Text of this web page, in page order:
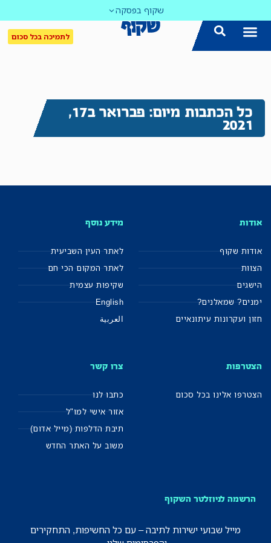
שקוף בפסקה
לתמיכה בכל סכום
כל הכתבות מיום: פברואר ב17,
2021
אודות
אודות שקוף
הצוות
הישגים
ימנים? שמאלנים?
חזון ועקרונות עיתונאיים
מידע נוסף
לאתר העין השביעית
לאתר המקום הכי חם
שקיפות עצמית
English
العربية
הצטרפות
הצטרפו אלינו בכל סכום
צרו קשר
כתבו לנו
אזור אישי למו"ל
תיבת הדלפות (מייל אדום)
משוב על האתר החדש
הרשמה לניוזלטר השקוף
מייל שבועי ישירות לתיבה – עם כל החשיפות, התחקירים